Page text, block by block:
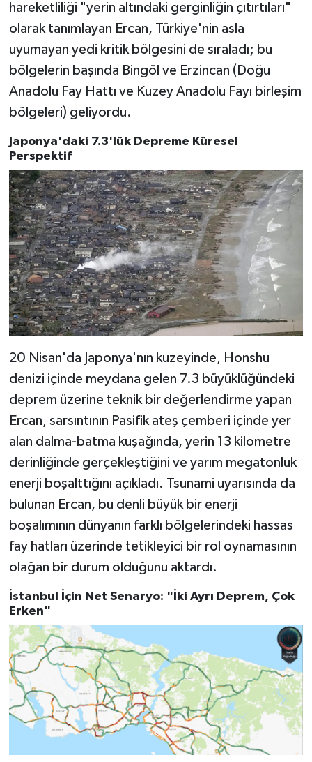
hareketliliği "yerin altındaki gerginliğin çıtırtıları"
olarak tanımlayan Ercan, Türkiye'nin asla
uyumayan yedi kritik bölgesini de sıraladı; bu
bölgelerin başında Bingöl ve Erzincan (Doğu
Anadolu Fay Hattı ve Kuzey Anadolu Fayı birleşim
bölgeleri) geliyordu.
Japonya'daki 7.3'lük Depreme Küresel
Perspektif
20 Nisan'da Japonya'nın kuzeyinde, Honshu
denizi içinde meydana gelen 7.3 büyüklüğündeki
deprem üzerine teknik bir değerlendirme yapan
Ercan, sarsıntının Pasifik ateş çemberi içinde yer
alan dalma-batma kuşağında, yerin 13 kilometre
derinliğinde gerçekleştiğini ve yarım megatonluk
enerji boşalttığını açıkladı. Tsunami uyarısında da
bulunan Ercan, bu denli büyük bir enerji
boşalımının dünyanın farklı bölgelerindeki hassas
fay hatları üzerinde tetikleyici bir rol oynamasının
olağan bir durum olduğunu aktardı.
İstanbul İçin Net Senaryo: "İki Ayrı Deprem, Çok
Erken"